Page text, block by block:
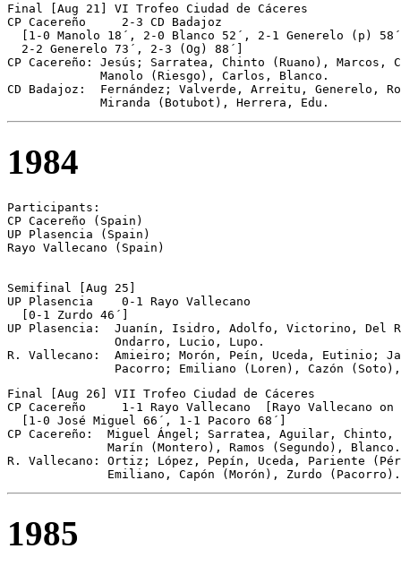
Final [Aug 21] VI Trofeo Ciudad de Cáceres
CP Cacereño	2-3 CD Badajoz
[1-0 Manolo 18´, 2-0 Blanco 52´, 2-1 Generelo (p)
  2-2 Generelo 73´, 2-3 (Og) 88´]
CP Cacereño: Jesús; Sarratea, Chinto (Ruano),
             Manolo (Riesgo), Carlos, Blanco.
CD Badajoz:  Fernández; Valverde, Arreitu, Generelo,
             Miranda (Botubot), Herrera, Edu.
1984
Participants:
CP Cacereño (Spain)
UP Plasencia (Spain)
Rayo Vallecano (Spain)
Semifinal [Aug 25]
UP Plasencia	0-1 Rayo Vallecano
  [0-1 Zurdo 46´]
UP Plasencia:  Juanín, Isidro, Adolfo, Victorino, Del
               Ondarro, Lucio, Lupo.
R. Vallecano:  Amieiro; Morón, Peín, Uceda, Eutinio;
Pacorro; Emiliano (Loren), Cazón
Final [Aug 26] VII Trofeo Ciudad de Cáceres
CP Cacereño	1-1 Rayo Vallecano  [Rayo Vallecano on pen.]
  [1-0 José Miguel 66´, 1-1 Pacoro 68´]
CP Cacereño:  Miguel Ángel; Sarratea, Aguilar,
Marín (Montero), Ramos (Segundo),
R. Vallecano: Ortiz; López, Pepín, Uceda, Pariente
              Emiliano, Capón (Morón), Zurdo (Pacorro).
1985